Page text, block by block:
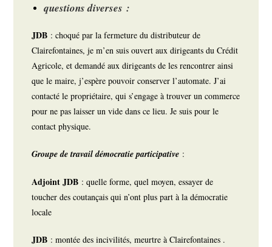
questions diverses :
JDB : choqué par la fermeture du distributeur de
Clairefontaines, je m’en suis ouvert aux dirigeants du Crédit
Agricole, et demandé aux dirigeants de les rencontrer ainsi
que le maire, j’espère pouvoir conserver l’automate. J’ai
contacté le propriétaire, qui s’engage à trouver un commerce
pour ne pas laisser un vide dans ce lieu. Je suis pour le
contact physique.
Groupe de travail démocratie participative :
Adjoint JDB : quelle forme, quel moyen, essayer de
toucher des coutançais qui n’ont plus part à la démocratie
locale
JDB : montée des incivilités, meurtre à Clairefontaines .